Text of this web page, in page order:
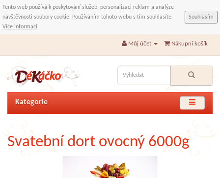
Tento web používá k poskytování služeb, personalizaci reklam a analýze
návštěvnosti soubory cookie. Používáním tohoto webu s tím souhlasíte.
Více informací
Souhlasím
Můj účet Nákupní košík
Kategorie
Svatební dort ovocný 6000g